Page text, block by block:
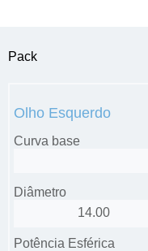
Pack
Olho Esquerdo
Curva base
Diâmetro
14.00
Potência Esférica